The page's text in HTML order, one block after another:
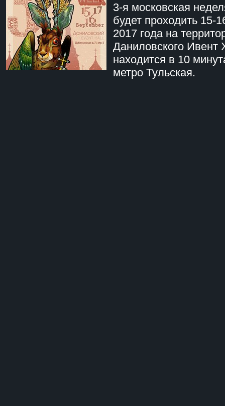
3-я московская
будет проходить 15-
2017 года на
Даниловского Ивент
находится в 10
метро Тульская.